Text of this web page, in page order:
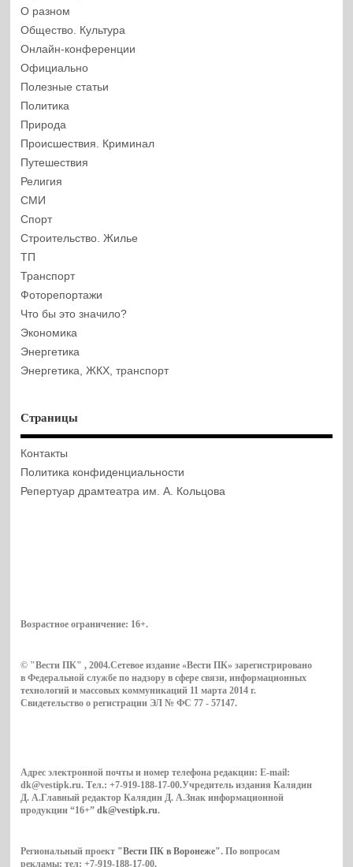
О разном
Общество. Культура
Онлайн-конференции
Официально
Полезные статьи
Политика
Природа
Происшествия. Криминал
Путешествия
Религия
СМИ
Спорт
Строительство. Жилье
ТП
Транспорт
Фоторепортажи
Что бы это значило?
Экономика
Энергетика
Энергетика, ЖКХ, транспорт
Страницы
Контакты
Политика конфиденциальности
Репертуар драмтеатра им. А. Кольцова
Возрастное ограничение: 16+.
© "Вести ПК" , 2004.Сетевое издание «Вести ПК» зарегистрировано
в Федеральной службе по надзору в сфере связи, информационных
технологий и массовых коммуникаций 11 марта 2014 г.
Свидетельство о регистрации ЭЛ № ФС 77 - 57147.
Адрес электронной почты и номер телефона редакции: E-mail:
dk@vestipk.ru. Тел.: +7-919-188-17-00.Учредитель издания Калядин
Д. А.Главный редактор Калядин Д. А.Знак информационной
продукции “16+”dk@vestipk.ru.
Региональный проект "Вести ПК в Воронеже". По вопросам
рекламы: тел: +7-919-188-17-00.